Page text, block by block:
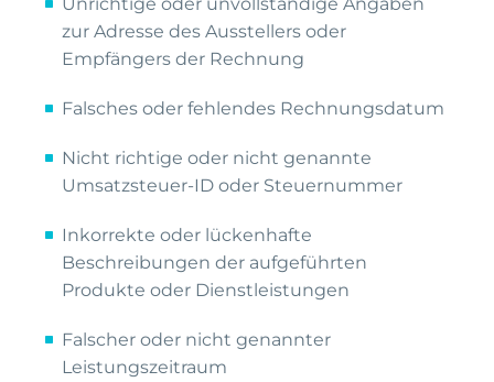
zur Adresse des Ausstellers oder
Empfängers der Rechnung
Falsches oder fehlendes Rechnungsdatum
Nicht richtige oder nicht genannte
Umsatzsteuer-ID oder Steuernummer
Inkorrekte oder lückenhafte
Beschreibungen der aufgeführten
Produkte oder Dienstleistungen
Falscher oder nicht genannter
Leistungszeitraum